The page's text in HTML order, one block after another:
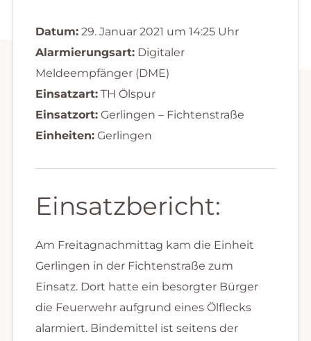
Datum:29. Januar 2021 um 14:25 Uhr
Alarmierungsart:Digitaler
Meldeempfänger (DME)
Einsatzart:TH Ölspur
Einsatzort:Gerlingen – Fichtenstraße
Einheiten:Gerlingen
Einsatzbericht:
Am Freitagnachmittag kam die Einheit
Gerlingen in der Fichtenstraße zum
Einsatz. Dort hatte ein besorgter Bürger
die Feuerwehr aufgrund eines Ölflecks
alarmiert. Bindemittel ist seitens der